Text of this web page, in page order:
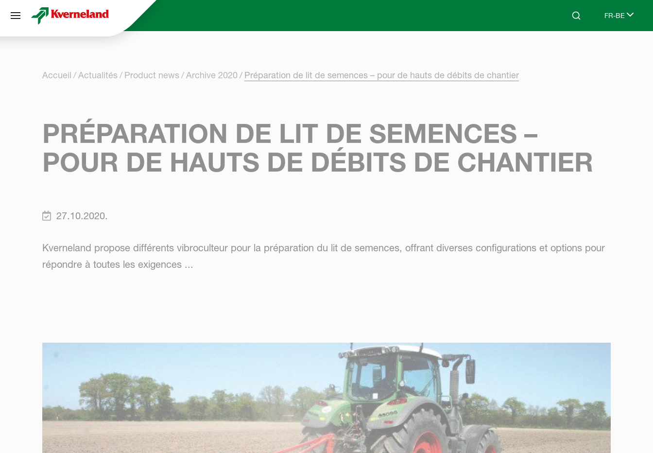
Search FR-BE
Select
Accueil Actualités Product news Archive 2020 Préparation de lit de semences – pour de hauts de débits de chantier
PRÉPARATION DE LIT DE SEMENCES –
POUR DE HAUTS DE DÉBITS DE CHANTIER
27.10.2020.
Kverneland propose différents vibroculteur pour la préparation du lit de semences, offrant diverses configurations et options pour
répondre à toutes les exigences ...
Panneau de gestion des cookies